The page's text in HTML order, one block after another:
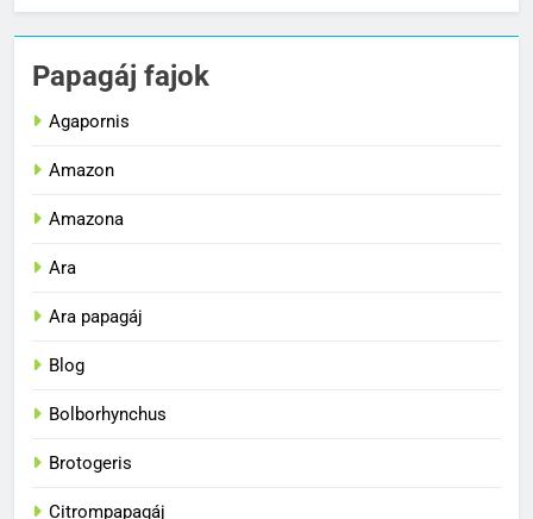
Papagáj fajok
Agapornis
Amazon
Amazona
Ara
Ara papagáj
Blog
Bolborhynchus
Brotogeris
Citrompapagáj